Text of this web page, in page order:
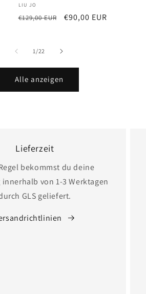
Anbieter:
LIU JO
Normaler
€129,00 EUR Verkaufspreis
€90,00 EUR
1 /von
22
Alle anzeigen
Lieferzeit
bekommst du deine
von 1-3 Werktagen
GLS geliefert.